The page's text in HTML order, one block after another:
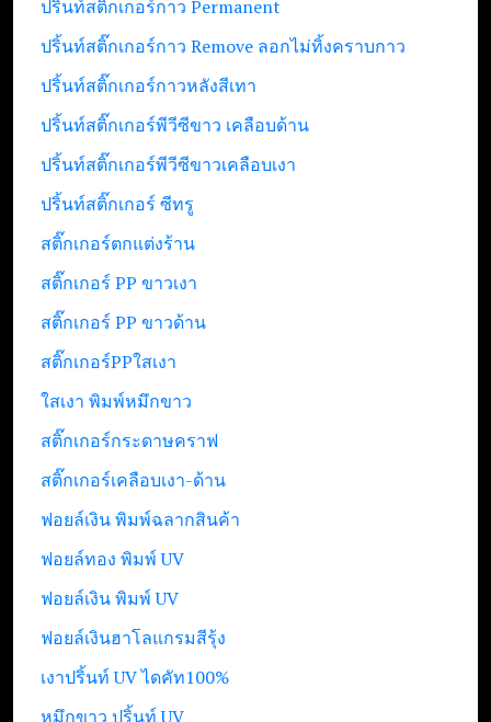
ปริ้นท์สติ๊กเกอร์กาว Permanent
ปริ้นท์สติ๊กเกอร์กาว Remove ลอกไม่ทิ้งคราบกาว
ปริ้นท์สติ๊กเกอร์กาวหลังสีเทา
ปริ้นท์สติ๊กเกอร์พีวีซีขาว เคลือบด้าน
ปริ้นท์สติ๊กเกอร์พีวีซีขาวเคลือบเงา
ปริ้นท์สติ๊กเกอร์ ซีทรู
สติ๊กเกอร์ตกแต่งร้าน
สติ๊กเกอร์ PP ขาวเงา
สติ๊กเกอร์ PP ขาวด้าน
สติ๊กเกอร์PPใสเงา
ใสเงา พิมพ์หมึกขาว
สติ๊กเกอร์กระดาษคราฟ
สติ๊กเกอร์เคลือบเงา-ด้าน
ฟอยล์เงิน พิมพ์ฉลากสินค้า
ฟอยล์ทอง พิมพ์ UV
ฟอยล์เงิน พิมพ์ UV
ฟอยล์เงินฮาโลแกรมสีรุ้ง
เงาปริ้นท์ UV ไดคัท100%
หมึกขาว ปริ้นท์ UV